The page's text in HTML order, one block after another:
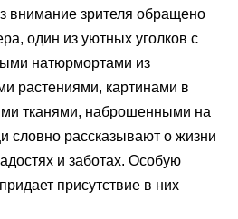
внимание зрителя обращено
один из уютных уголков с
натюрмортами из
растениями, картинами в
тканями, наброшенными на
словно рассказывают о жизни
и заботах. Особую
присутствие в них